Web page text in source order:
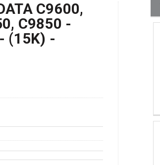
C9600,
C9850 -
(15K) -